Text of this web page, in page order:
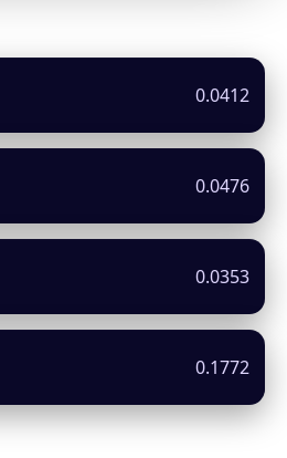
0.0412
0.0476
0.0353
0.1772